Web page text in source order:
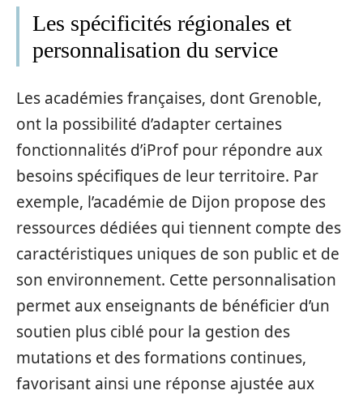
Les spécificités régionales et
personnalisation du service
Les académies françaises, dont Grenoble,
ont la possibilité d’adapter certaines
fonctionnalités d’iProf pour répondre aux
besoins spécifiques de leur territoire. Par
exemple, l’académie de Dijon propose des
ressources dédiées qui tiennent compte des
caractéristiques uniques de son public et de
son environnement. Cette personnalisation
permet aux enseignants de bénéficier d’un
soutien plus ciblé pour la gestion des
mutations et des formations continues,
favorisant ainsi une réponse ajustée aux